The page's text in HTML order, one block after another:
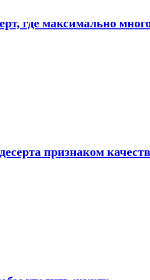
где максимально
признаком